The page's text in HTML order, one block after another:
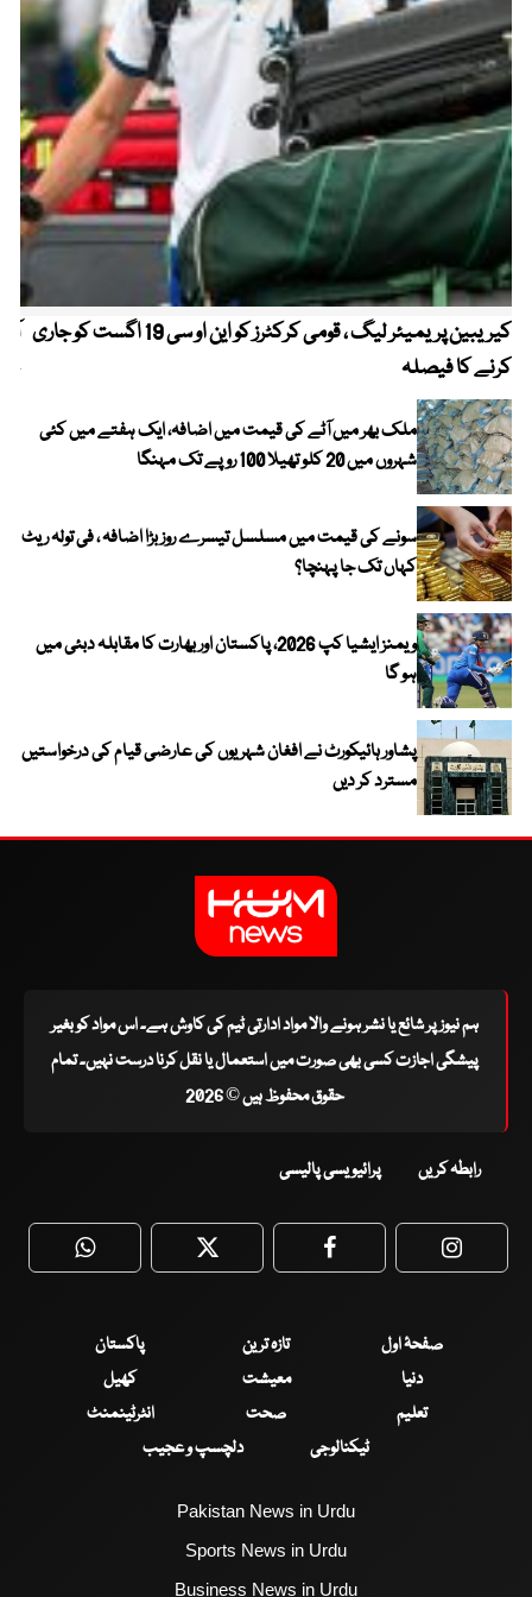
کیریبین پریمیئر لیگ ، قومی کرکٹرز کو این او سی 19 اگست کو جاری
کرنے کا فیصلہ
ملک بھر میں آٹے کی قیمت میں اضافہ، ایک ہفتے میں کئی
شہروں میں 20 کلو تھیلا 100 روپے تک مہنگا
سونے کی قیمت میں مسلسل تیسرے روز بڑا اضافہ ، فی تولہ ریٹ
کہاں تک جا پہنچا؟
ویمنز ایشیا کپ 2026، پاکستان اور بھارت کا مقابلہ دبئی میں
ہو گا
پشاور ہائیکورٹ نے افغان شہریوں کی عارضی قیام کی درخواستیں
مسترد کر دیں
ہم نیوز پر شائع یا نشر ہونے والا مواد ادارتی ٹیم کی کاوش ہے۔ اس مواد کو بغیر
پیشگی اجازت کسی بھی صورت میں استعمال یا نقل کرنا درست نہیں۔ تمام
حقوق محفوظ ہیں © 2026
رابطہ کریں پرائیویسی پالیسی
WhatsApp Twitter Facebook
صفحۂ اول تازہ ترین
پاکستان
دنیا
معیشت
کھیل
تعلیم
صحت
انٹرٹینمنٹ
ٹیکنالوجی
دلچسپ و عجیب
Pakistan News in Urdu
Sports News in Urdu
Business News in Urdu